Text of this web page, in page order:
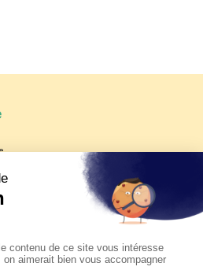
reportages d'été 2026 de KTO
pastorale du pape Léon
Assise à suivre sur KTO le
6 août